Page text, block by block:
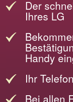
Der
Ihres LG
Handy
Ihr
Bei allen